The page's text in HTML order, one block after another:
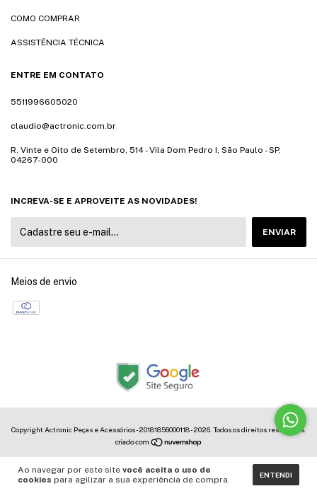
Ao navegar por este site você aceita o uso de
cookies para agilizar a sua experiência de compra. ENTENDI
COMO COMPRAR
ASSISTÊNCIA TÉCNICA
ENTRE EM CONTATO
5511996605020
claudio@actronic.com.br
R. Vinte e Oito de Setembro, 514 - Vila Dom Pedro I, São Paulo - SP,
04267-000
INCREVA-SE E APROVEITE AS NOVIDADES!
Meios de envio
Copyright Actronic Peças e Acessórios - 20181856000118 - 2026. Todos os direitos reservados.